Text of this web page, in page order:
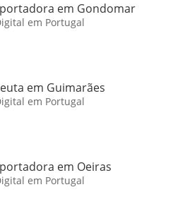
em Gondomar
em Portugal
em Guimarães
em Portugal
em Oeiras
em Portugal